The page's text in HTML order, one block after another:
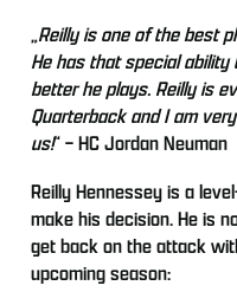
„Reilly is one of the best
He has that special
better he plays. Reilly is
Quarterback and I am
us!“ – HC Jordan Neuman
Reilly Hennessey is a
make his decision. He is
get back on the attack
upcoming season: